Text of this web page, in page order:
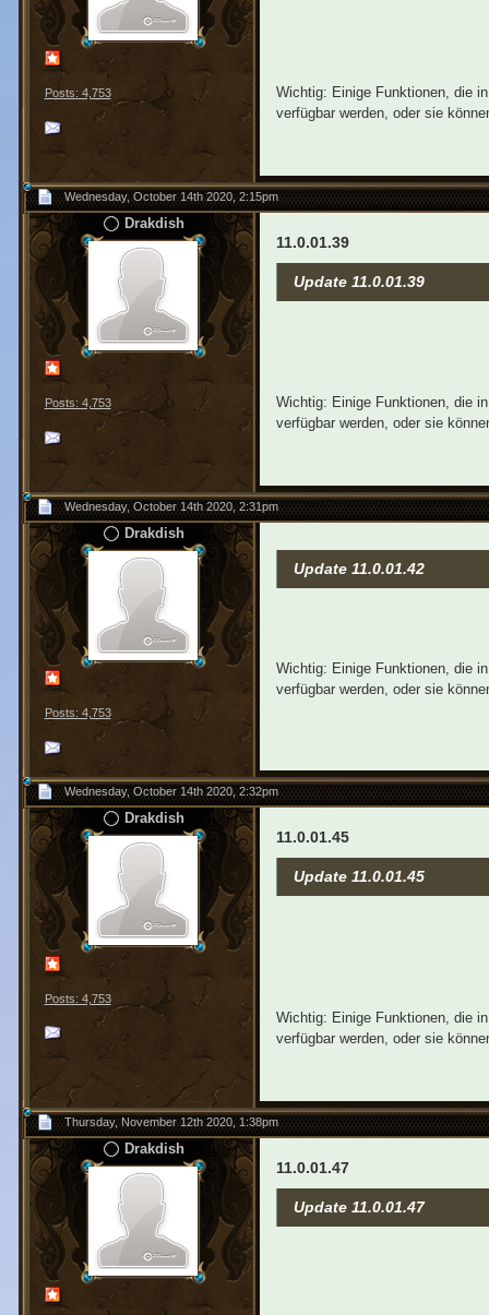
Posts: 4,753
Wichtig: Einige Funktionen, die
verfügbar werden, oder sie
Wednesday, October 14th 2020, 2:15pm
Drakdish
Posts: 4,753
11.0.01.39
Update 11.0.01.39
Wichtig: Einige Funktionen, die
verfügbar werden, oder sie
Wednesday, October 14th 2020, 2:31pm
Drakdish
Posts: 4,753
Update 11.0.01.42
Wichtig: Einige Funktionen, die
verfügbar werden, oder sie
Wednesday, October 14th 2020, 2:32pm
Drakdish
Posts: 4,753
11.0.01.45
Update 11.0.01.45
Wichtig: Einige Funktionen, die
verfügbar werden, oder sie
Thursday, November 12th 2020, 1:38pm
Drakdish
11.0.01.47
Update 11.0.01.47